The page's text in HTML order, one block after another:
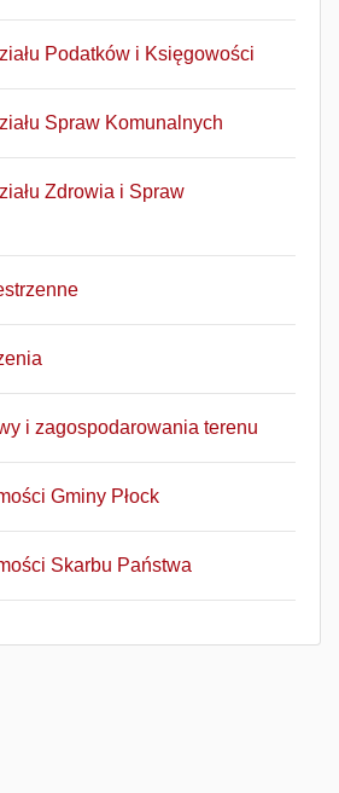
Podatków i Księgowości
Spraw Komunalnych
Zdrowia i Spraw
i zagospodarowania terenu
Gminy Płock
Skarbu Państwa